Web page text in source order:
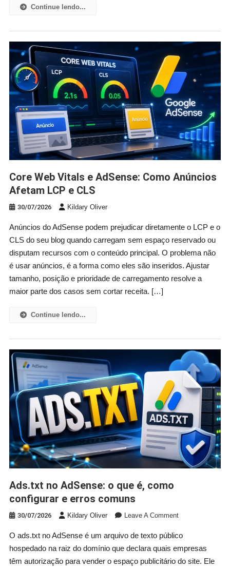
Continue lendo...
Core Web Vitals e AdSense: Como Anúncios
Afetam LCP e CLS
30/07/2026 Kildary Oliver
Anúncios do AdSense podem prejudicar diretamente o LCP e o
CLS do seu blog quando carregam sem espaço reservado ou
disputam recursos com o conteúdo principal. O problema não
é usar anúncios, é a forma como eles são inseridos. Ajustar
tamanho, posição e prioridade de carregamento resolve a
maior parte dos casos sem cortar receita. […]
Continue lendo...
Ads.txt no AdSense: o que é, como
configurar e erros comuns
30/07/2026 Kildary Oliver Leave A CommentOn
No
AdSense:
O
O ads.txt no AdSense é um arquivo de texto público
hospedado na raiz do domínio que declara quais empresas
têm autorização para vender o espaço publicitário do site. Ele